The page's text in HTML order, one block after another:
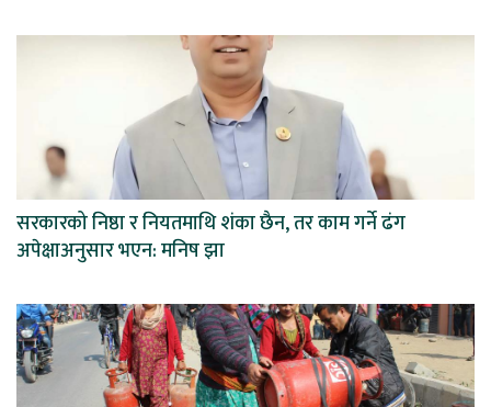
सरकारको निष्ठा र नियतमाथि शंका छैन, तर काम गर्ने ढंग
अपेक्षाअनुसार भएन: मनिष झा